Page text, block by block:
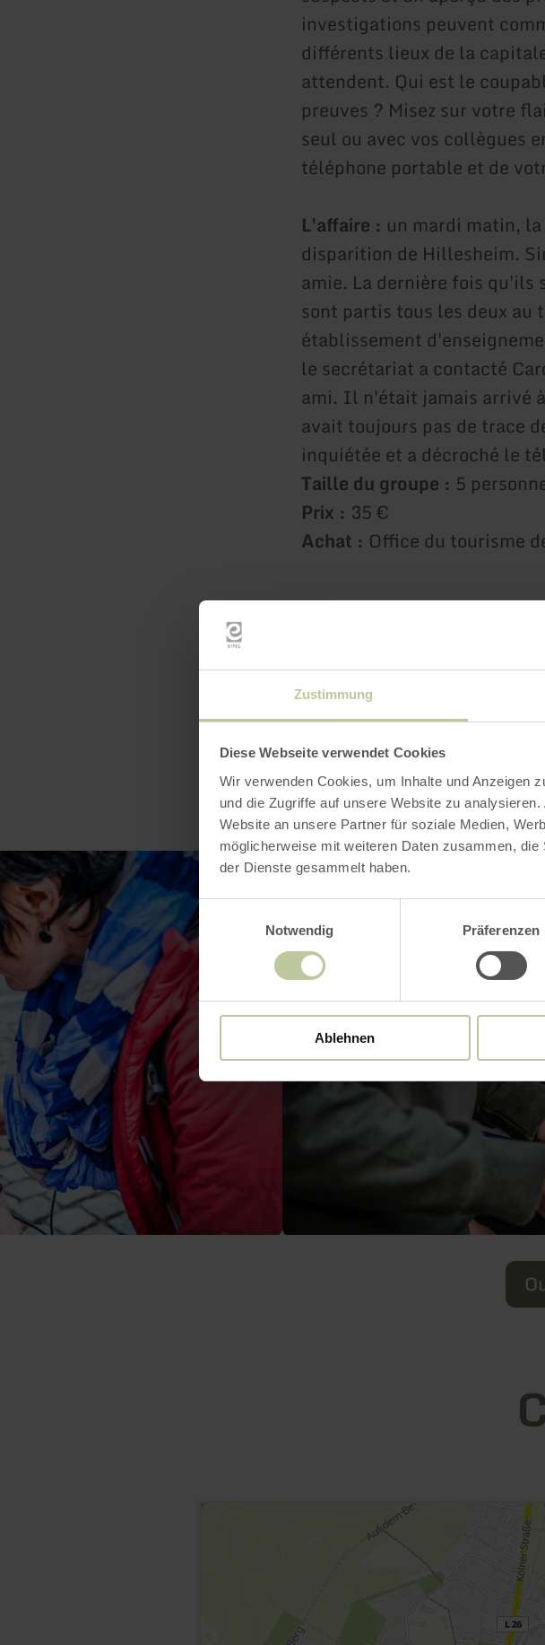
Zustimmung
Diese Webseite verwendet Cookies
Wir verwenden Cookies, um Inhalte und Anzeigen
und die Zugriffe auf unsere Website zu
Website an unsere Partner für soziale Medien,
möglicherweise mit weiteren Daten zusammen,
der Dienste gesammelt haben.
Einwilligungsauswahl
Notwendig
Präferenzen
Ablehnen
investigations peuvent
différents lieux de la
attendent. Qui est le
preuves ? Misez sur votre
seul ou avec vos collègues
téléphone portable et de
L'affaire : un mardi matin,
disparition de Hillesheim.
amie. La dernière fois
sont partis tous les deux
établissement
le secrétariat a contacté
ami. Il n'était jamais arrivé
avait toujours pas de trace
inquiétée et a décroché le
Taille du groupe : 5
Prix : 35 €
Achat : Office du tourisme